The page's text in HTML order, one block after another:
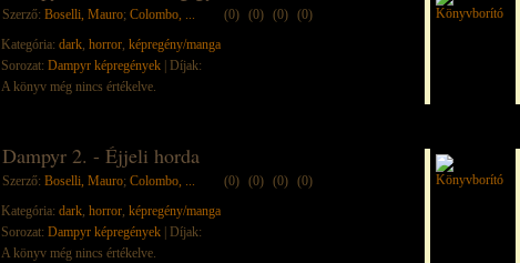
Szerző: Boselli, Mauro; Colombo, ... (0) (0) (0) (0)
Kategória: dark, horror, képregény/manga
Sorozat: Dampyr képregények| Díjak:
A könyv még nincs értékelve.
Dampyr 2. - Éjjeli horda
Szerző: Boselli, Mauro; Colombo, ... (0) (0) (0) (0)
Kategória: dark, horror, képregény/manga
Sorozat: Dampyr képregények| Díjak:
A könyv még nincs értékelve.